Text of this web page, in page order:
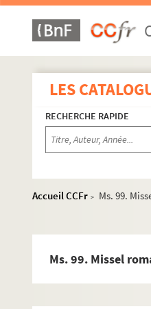
LES
RECHERCHE RAPIDE
Accueil CCFr >
Ms. 99.
Ms. 99. Missel
Ms. 70. Bréviaire
Ms. 71. Bréviaire à
Ms. 72. Bréviaire
Ms. 73. Fragments de
Ms. 74. Bréviaire à
Ms. 75. « Breviarium ad
Ms. 76. Bréviaire à
Ms. 77 et 79.
Ms. 82. Lectionnaire à